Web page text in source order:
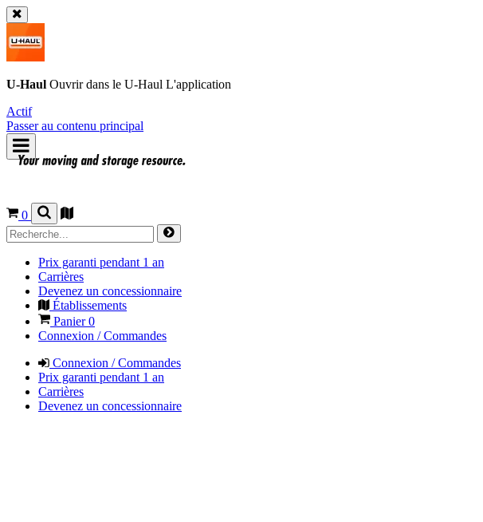
U-Haul Ouvrir dans le U-Haul L'application
Actif
Passer au contenu principal
0
Prix garanti pendant 1 an
Carrières
Devenez un concessionnaire
Établissements
Panier0
Connexion / Commandes
Connexion / Commandes
Prix garanti pendant 1 an
Carrières
Devenez un concessionnaire